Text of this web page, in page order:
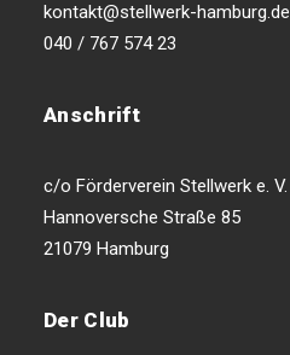
kontakt@stellwerk-hamburg.de
040 / 767 574 23
Anschrift
c/o Förderverein Stellwerk e. V.
Hannoversche Straße 85
21079 Hamburg
Der Club